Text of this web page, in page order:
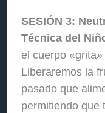
SESIÓN 3:
Técnica del
el cuerpo
Liberaremos la
pasado que
permitiendo que